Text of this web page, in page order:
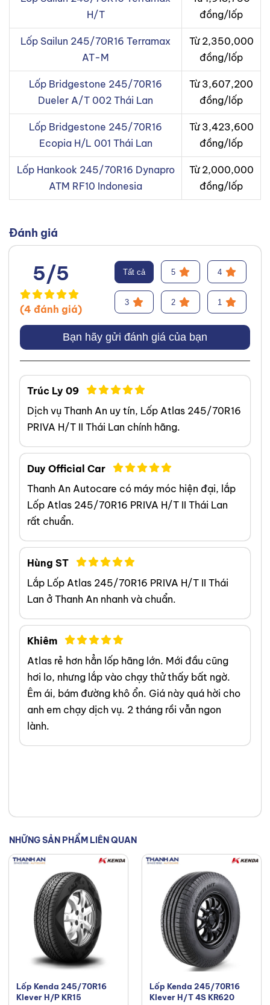
H/T
đồng/lốp
Lốp Sailun 245/70R16 Terramax
AT-M
Từ 2,350,000
đồng/lốp
Lốp Bridgestone 245/70R16
Dueler A/T 002 Thái Lan
Từ 3,607,200
đồng/lốp
Lốp Bridgestone 245/70R16
Ecopia H/L 001 Thái Lan
Từ 3,423,600
đồng/lốp
Lốp Hankook 245/70R16 Dynapro
ATM RF10 Indonesia
Từ 2,000,000
đồng/lốp
Đánh giá
5/5
(4 đánh giá)
Tất cả 5 4
3 2 1
Bạn hãy gửi đánh giá của bạn
Trúc Ly 09
Dịch vụ Thanh An uy tín, Lốp Atlas 245/70R16
PRIVA H/T II Thái Lan chính hãng.
Duy Official Car
Thanh An Autocare có máy móc hiện đại, lắp
Lốp Atlas 245/70R16 PRIVA H/T II Thái Lan
rất chuẩn.
Hùng ST
Lắp Lốp Atlas 245/70R16 PRIVA H/T II Thái
Lan ở Thanh An nhanh và chuẩn.
Khiêm
Atlas rẻ hơn hẳn lốp hãng lớn. Mới đầu cũng
hơi lo, nhưng lắp vào chạy thử thấy bất ngờ.
Êm ái, bám đường khô ổn. Giá này quá hời cho
anh em chạy dịch vụ. 2 tháng rồi vẫn ngon
lành.
NHỮNG SẢN PHẨM LIÊN QUAN
Lốp Kenda 245/70R16
Klever H/P KR15
Lốp Kenda 245/70R16
Klever H/T 4S KR620